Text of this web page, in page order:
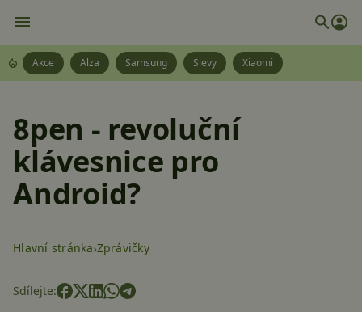
Akce Alza Samsung Slevy Xiaomi
8pen - revoluční
klávesnice pro
Android?
Hlavní stránka Zprávičky
Sdílejte: